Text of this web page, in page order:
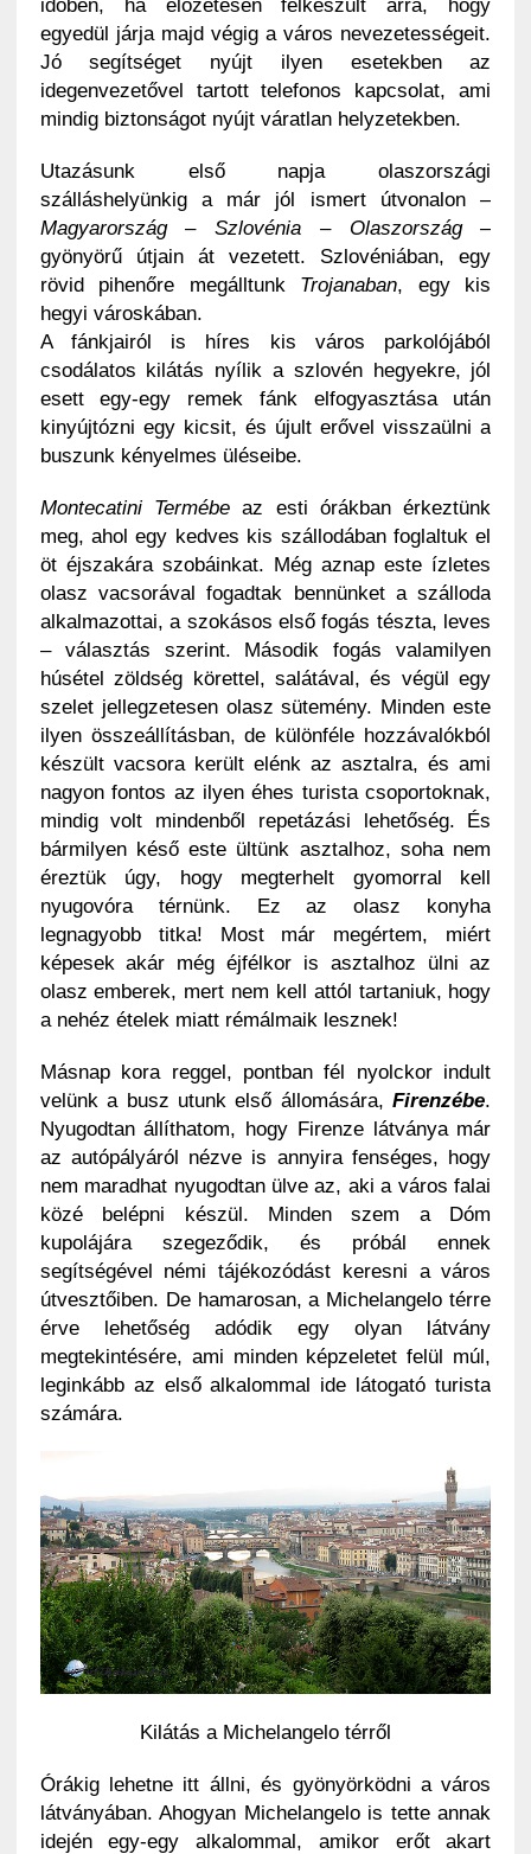
időben, ha előzetesen felkészült arra, hogy
egyedül járja majd végig a város nevezetességeit.
Jó segítséget nyújt ilyen esetekben az
idegenvezetővel tartott telefonos kapcsolat, ami
mindig biztonságot nyújt váratlan helyzetekben.
Utazásunk első napja olaszországi
szálláshelyünkig a már jól ismert útvonalon –
Magyarország – Szlovénia – Olaszország–
gyönyörű útjain át vezetett. Szlovéniában, egy
rövid pihenőre megálltunk Trojanaban, egy kis
hegyi városkában.
A fánkjairól is híres kis város parkolójából
csodálatos kilátás nyílik a szlovén hegyekre, jól
esett egy-egy remek fánk elfogyasztása után
kinyújtózni egy kicsit, és újult erővel visszaülni a
buszunk kényelmes üléseibe.
Montecatini Termébeaz esti órákban érkeztünk
meg, ahol egy kedves kis szállodában foglaltuk el
öt éjszakára szobáinkat. Még aznap este ízletes
olasz vacsorával fogadtak bennünket a szálloda
alkalmazottai, a szokásos első fogás tészta, leves
– választás szerint. Második fogás valamilyen
húsétel zöldség körettel, salátával, és végül egy
szelet jellegzetesen olasz sütemény. Minden este
ilyen összeállításban, de különféle hozzávalókból
készült vacsora került elénk az asztalra, és ami
nagyon fontos az ilyen éhes turista csoportoknak,
mindig volt mindenből repetázási lehetőség. És
bármilyen késő este ültünk asztalhoz, soha nem
éreztük úgy, hogy megterhelt gyomorral kell
nyugovóra térnünk. Ez az olasz konyha
legnagyobb titka! Most már megértem, miért
képesek akár még éjfélkor is asztalhoz ülni az
olasz emberek, mert nem kell attól tartaniuk, hogy
a nehéz ételek miatt rémálmaik lesznek!
Másnap kora reggel, pontban fél nyolckor indult
velünk a busz utunk első állomására,Firenzébe.
Nyugodtan állíthatom, hogy Firenze látványa már
az autópályáról nézve is annyira fenséges, hogy
nem maradhat nyugodtan ülve az, aki a város falai
közé belépni készül. Minden szem a Dóm
kupolájára szegeződik, és próbál ennek
segítségével némi tájékozódást keresni a város
útvesztőiben. De hamarosan, a Michelangelo térre
érve lehetőség adódik egy olyan látvány
megtekintésére, ami minden képzeletet felül múl,
leginkább az első alkalommal ide látogató turista
számára.
Kilátás a Michelangelo térről
Órákig lehetne itt állni, és gyönyörködni a város
látványában. Ahogyan Michelangelo is tette annak
idején egy-egy alkalommal, amikor erőt akart